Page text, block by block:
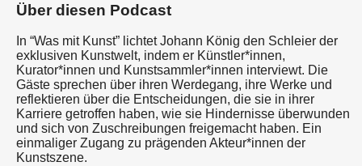
Über diesen Podcast
In “Was mit Kunst” lichtet Johann König den Schleier der
exklusiven Kunstwelt, indem er Künstler*innen,
Kurator*innen und Kunstsammler*innen interviewt. Die
Gäste sprechen über ihren Werdegang, ihre Werke und
reflektieren über die Entscheidungen, die sie in ihrer
Karriere getroffen haben, wie sie Hindernisse überwunden
und sich von Zuschreibungen freigemacht haben. Ein
einmaliger Zugang zu prägenden Akteur*innen der
Kunstszene.